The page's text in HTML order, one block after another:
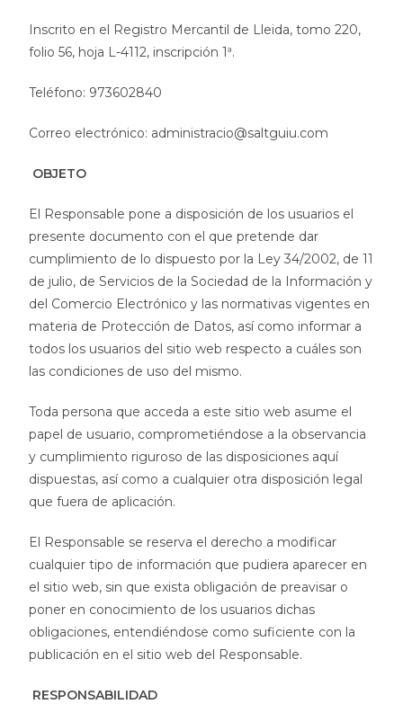
Inscrito en el Registro Mercantil de Lleida, tomo 220,
folio 56, hoja L-4112, inscripción 1ª.
Teléfono: 973602840
Correo electrónico: administracio@saltguiu.com
OBJETO
El Responsable pone a disposición de los usuarios el
presente documento con el que pretende dar
cumplimiento de lo dispuesto por la Ley 34/2002, de 11
de julio, de Servicios de la Sociedad de la Información y
del Comercio Electrónico y las normativas vigentes en
materia de Protección de Datos, así como informar a
todos los usuarios del sitio web respecto a cuáles son
las condiciones de uso del mismo.
Toda persona que acceda a este sitio web asume el
papel de usuario, comprometiéndose a la observancia
y cumplimiento riguroso de las disposiciones aquí
dispuestas, así como a cualquier otra disposición legal
que fuera de aplicación.
El Responsable se reserva el derecho a modificar
cualquier tipo de información que pudiera aparecer en
el sitio web, sin que exista obligación de preavisar o
poner en conocimiento de los usuarios dichas
obligaciones, entendiéndose como suficiente con la
publicación en el sitio web del Responsable.
RESPONSABILIDAD